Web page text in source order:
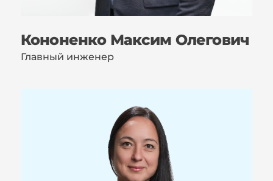
Кононенко Максим Олегович
Главный инженер